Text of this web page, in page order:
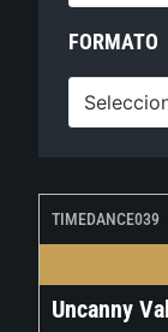
FORMATO
TIMEDANCE039
Uncanny